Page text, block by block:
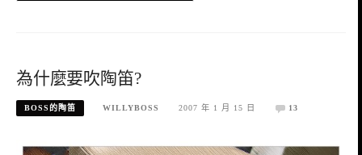
為什麼要吹陶笛?
BOSS的陶笛 WILLYBOSS 2007 年 1 月 15 日 13